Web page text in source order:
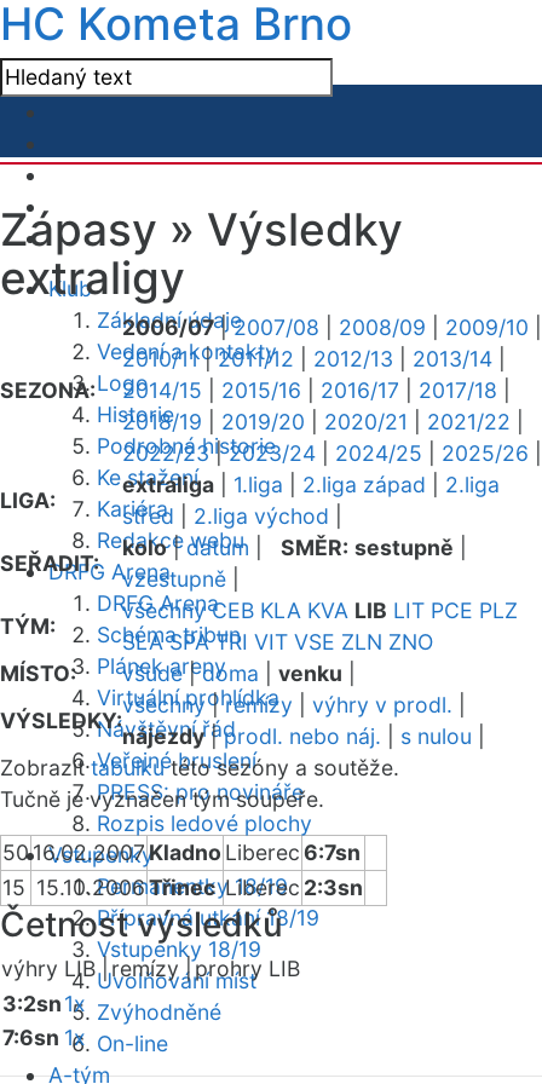
HC Kometa Brno
Klub
Základní údaje
Vedení a kontakty
Logo
Historie
Podrobná historie
Ke stažení
Kariéra
Redakce webu
DRFG Arena
DRFG Arena
Schéma tribun
Plánek areny
Virtuální prohlídka
Návštěvní řád
Veřejné bruslení
PRESS: pro novináře
Rozpis ledové plochy
Vstupenky
Permanentky 18/19
Přípravná utkání 18/19
Vstupenky 18/19
Uvolňování míst
Zvýhodněné
On-line
A-tým
Zápasy » Výsledky
extraligy
SEZONA:
2006/07|2007/08 2008/09 2009/10
2010/11|2011/12 2012/13 2013/14
2014/15
2015/16 2016/17 2017/18
2018/19
2019/20 2020/21 2021/22
2022/23|2023/24 2024/25 2025/26
LIGA:
extraliga 1.liga 2.liga západ
2.liga
střed
2.liga východ
SEŘADIT:
kolo|datum SMĚR: sestupně
vzestupně
TÝM:
všechny CEB KLA KVA LIB LIT PCE PLZ
SLA SPA TRI VIT VSE ZLN ZNO
MÍSTO:
všude|doma venku
VÝSLEDKY:
všechny|remízy výhry v prodl.
nájezdy|prodl. nebo náj. s nulou
Zobrazittabulkutéto sezóny a soutěže.
Tučně je vyznačen tým soupeře.
5016.02.2007Kladno Liberec6:7sn
15 15.10.2006Třinec Liberec 2:3sn
Četnost výsledků
výhry LIB | remízy |prohry LIB
3:2sn1x
7:6sn 1x